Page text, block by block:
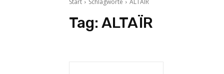
Start Schlagworte ALTAÏR
Tag: ALTAÏR